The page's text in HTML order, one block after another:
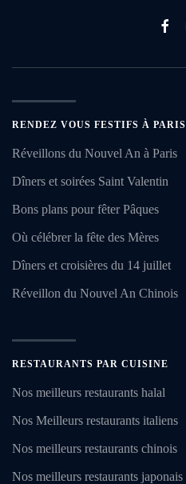
RENDEZ VOUS FESTIFS À PARIS
Réveillons du Nouvel An à Paris
Dîners et soirées Saint Valentin
Bons plans pour fêter Pâques
Où célébrer la fête des Mères
Dîners et croisières du 14 juillet
Réveillon du Nouvel An Chinois
RESTAURANTS PAR CUISINE
Nos meilleurs restaurants halal
Nos Meilleurs restaurants italiens
Nos meilleurs restaurants chinois
Nos meilleurs restaurants japonais